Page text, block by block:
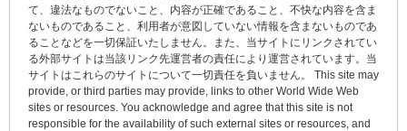
て、違法なものでないこと、内容が正確であること、不快な内容を含ま
ないものであること、利用者が意図していない情報を含まないものであ
ることなどを一切保証いたしません。また、当サイトにリンクされてい
る外部サイトは当該リンク先運営者の責任により運営されています。当
サイトはこれらのサイトについて一切責任を負いません。 This site may
provide, or third parties may provide, links to other World Wide Web
sites or resources. You acknowledge and agree that this site is not
responsible for the availability of such external sites or resources, and